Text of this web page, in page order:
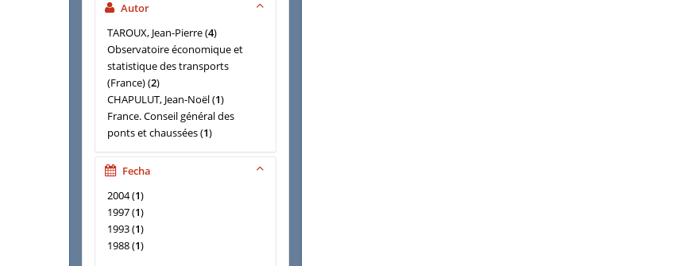
Autor
TAROUX, Jean-Pierre(4)
Observatoire économique et
statistique des transports
(France)(2)
CHAPULUT, Jean-Noël(1)
France. Conseil général des
ponts et chaussées(1)
l'équipement. Direction de la
scientifique et technique
QUINET, Emile
ROY, Catherine
SCHWARTZ, Dominique
Fecha
2004(1)
1997(1)
1993(1)
1988(1)